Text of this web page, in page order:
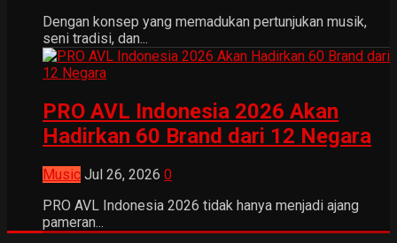
Dengan konsep yang memadukan pertunjukan musik,
seni tradisi, dan...
PRO AVL Indonesia 2026 Akan
Hadirkan 60 Brand dari 12 Negara
Music Jul 26, 2026 0
PRO AVL Indonesia 2026 tidak hanya menjadi ajang
pameran...